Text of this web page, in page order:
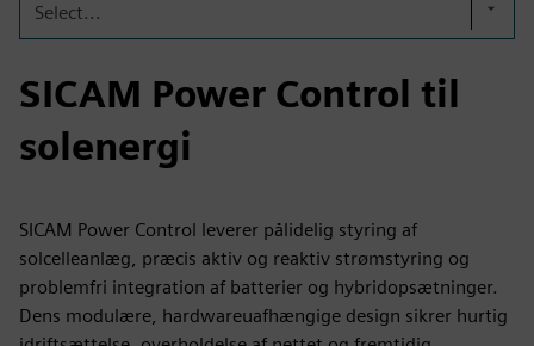
Select...
SICAM Power Control til
solenergi
SICAM Power Control leverer pålidelig styring af
solcelleanlæg, præcis aktiv og reaktiv strømstyring og
problemfri integration af batterier og hybridopsætninger.
Dens modulære, hardwareuafhængige design sikrer hurtig